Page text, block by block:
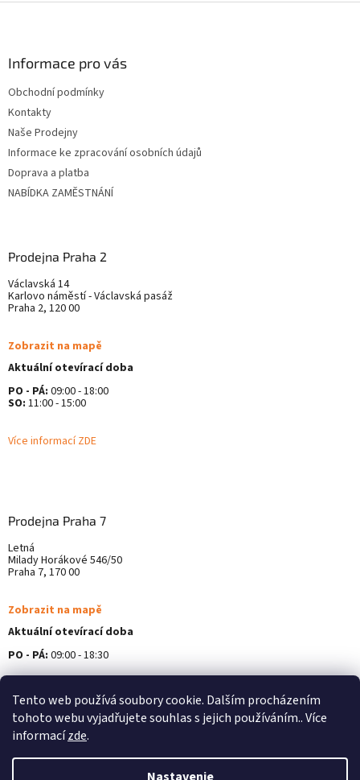
Tento web používá soubory cookie. Dalším procházením
tohoto webu vyjadřujete souhlas s jejich používáním.. Více
informacízde.
Informace pro vás
Obchodní podmínky
Kontakty
Naše Prodejny
Informace ke zpracování osobních údajů
Doprava a platba
NABÍDKA ZAMĚSTNÁNÍ
Prodejna Praha 2
Václavská 14
Karlovo náměstí - Václavská pasáž
Praha 2, 120 00
Zobrazit na mapě
Aktuální otevírací doba
PO - PÁ: 09:00 - 18:00
SO: 11:00 - 15:00
Více informací ZDE
Prodejna Praha 7
Letná
Milady Horákové 546/50
Praha 7, 170 00
Zobrazit na mapě
Aktuální otevírací doba
PO - PÁ: 09:00 - 18:30
Více informací ZDE